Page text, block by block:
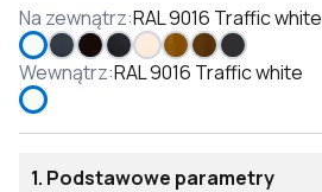
Na zewnątrz:RAL 9016 Traffic white
Wewnątrz:RAL 9016 Traffic white
1. Podstawowe parametry